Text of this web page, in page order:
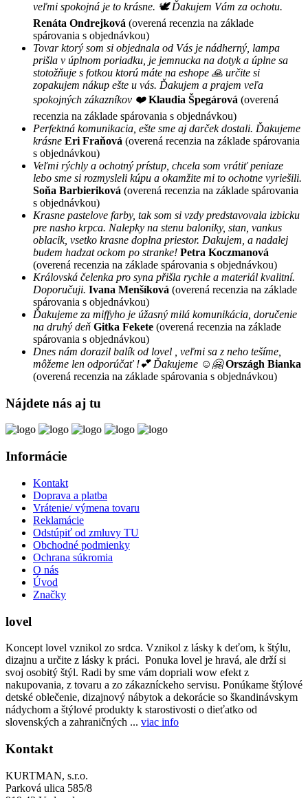
veľmi spokojná je to krásne. 🕊 Ďakujem Vám za ochotu.
Renáta Ondrejková (overená recenzia na základe
spárovania s objednávkou)
Tovar ktorý som si objednala od Vás je nádherný, lampa
prišla v úplnom poriadku, je jemnucka na dotyk a úplne sa
stotožňuje s fotkou ktorú máte na eshope 🙏 určite si
zopakujem nákup ešte u vás. Ďakujem a prajem veľa
spokojných zákazníkov ❤️ Klaudia Špegárová (overená
recenzia na základe spárovania s objednávkou)
Perfektná komunikacia, ešte sme aj darček dostali. Ďakujeme
krásne Eri Fraňová (overená recenzia na základe spárovania
s objednávkou)
Veľmi rýchly a ochotný prístup, chcela som vrátiť peniaze
lebo sme si rozmysleli kúpu a okamžite mi to ochotne vyriešili.
Soňa Barbieriková (overená recenzia na základe spárovania
s objednávkou)
Krasne pastelove farby, tak som si vzdy predstavovala izbicku
pre nasho krpca. Nalepky na stenu baloniky, stan, vankus
oblacik, vsetko krasne doplna priestor. Dakujem, a nadalej
budem hadzat ockom po stranke! Petra Koczmanová
(overená recenzia na základe spárovania s objednávkou)
Královská čelenka pro syna přišla rychle a materiál kvalitní.
Doporučuji. Ivana Menšíková (overená recenzia na základe
spárovania s objednávkou)
Ďakujeme za miffyho je úžasný milá komunikácia, doručenie
na druhý deň Gitka Fekete (overená recenzia na základe
spárovania s objednávkou)
Dnes nám dorazil balík od lovel , veľmi sa z neho tešíme,
môžeme len odporúčať !💕 Ďakujeme ☺️🤗 Országh Bianka
(overená recenzia na základe spárovania s objednávkou)
Nájdete nás aj tu
Informácie
Kontakt
Doprava a platba
Vrátenie/ výmena tovaru
Reklamácie
Odstúpiť od zmluvy TU
Obchodné podmienky
Ochrana súkromia
O nás
Úvod
Značky
lovel
Koncept lovel vznikol zo srdca. Vznikol z lásky k deťom, k štýlu,
dizajnu a určite z lásky k práci. Ponuka lovel je hravá, ale drží si
svoj osobitý štýl. Radi by sme vám dopriali wow efekt z
nakupovania, z tovaru a zo zákazníckeho servisu. Ponúkame štýlové
detské oblečenie, dizajnový nábytok a dekorácie so škandinávskym
nádychom a štýlové produkty k starostivosti o dieťatko od
slovenských a zahraničných ... viac info
Kontakt
KURTMAN, s.r.o.
Parková ulica 585/8